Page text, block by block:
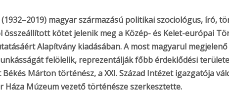
magyar származású politikai szociológus, író,
összeállított kötet jelenik meg a Közép- és Kelet-európai
Alapítvány kiadásában. A most magyarul
felölelik, reprezentálják főbb érdeklődési
Márton történész, a XXI. Század Intézet igazgatója
Háza Múzeum vezető történésze szerkesztette.